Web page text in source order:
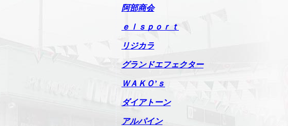
阿部商会
ｅｌｓｐｏｒｔ
リジカラ
グランドエフェクター
ＷＡＫＯ’ｓ
ダイアトーン
アルパイン